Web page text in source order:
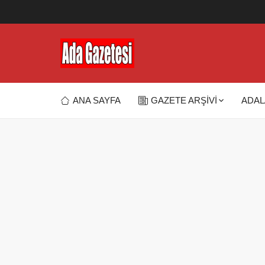
ANA SAYFA GAZETE ARŞİVİ